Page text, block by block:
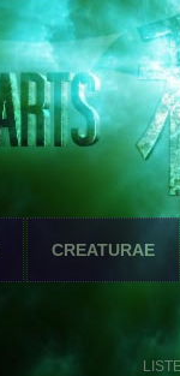
CREATURAE